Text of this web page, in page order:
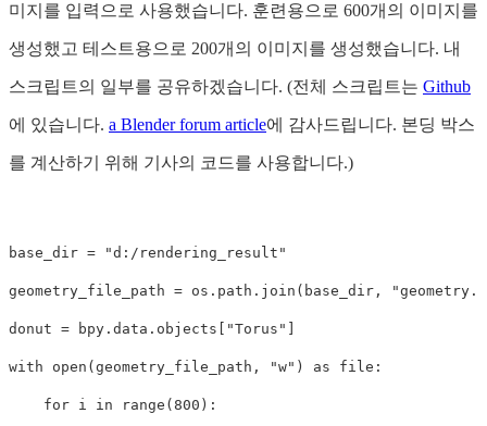
미지를 입력으로 사용했습니다. 훈련용으로 600개의 이미지를
생성했고 테스트용으로 200개의 이미지를 생성했습니다. 내
스크립트의 일부를 공유하겠습니다. (전체 스크립트는 Github
에 있습니다. a Blender forum article에 감사드립니다. 본딩 박스
를 계산하기 위해 기사의 코드를 사용합니다.)
base_dir = "d:/rendering_result"
geometry_file_path = os . path . join ( base_dir ,
donut = bpy . data . objects "Torus"
with open ( geometry_file_path , "w" ) as file :
for i in range ( 800 ):